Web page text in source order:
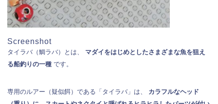
Screenshot
タイラバ（鯛ラバ）とは、 マダイをはじめとしたさまざまな魚を狙え
る船釣りの一種 です。
専用のルアー（疑似餌）である「タイラバ」は、 カラフルなヘッド